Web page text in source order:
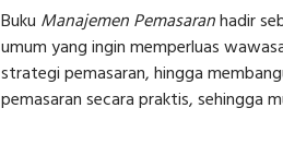
Buku Manajemen Pemasaranhadir
umum yang ingin memperluas
strategi pemasaran, hingga
pemasaran secara praktis, sehingga